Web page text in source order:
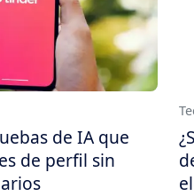
de IA que
de perfil sin